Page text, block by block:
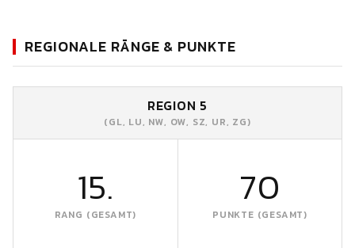
REGIONALE RÄNGE & PUNKTE
REGION 5
(GL, LU, NW, OW, SZ, UR, ZG)
15.
RANG (GESAMT)
70
PUNKTE (GESAMT)